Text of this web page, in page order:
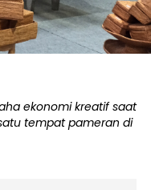
ekonomi kreatif saat
tempat pameran di